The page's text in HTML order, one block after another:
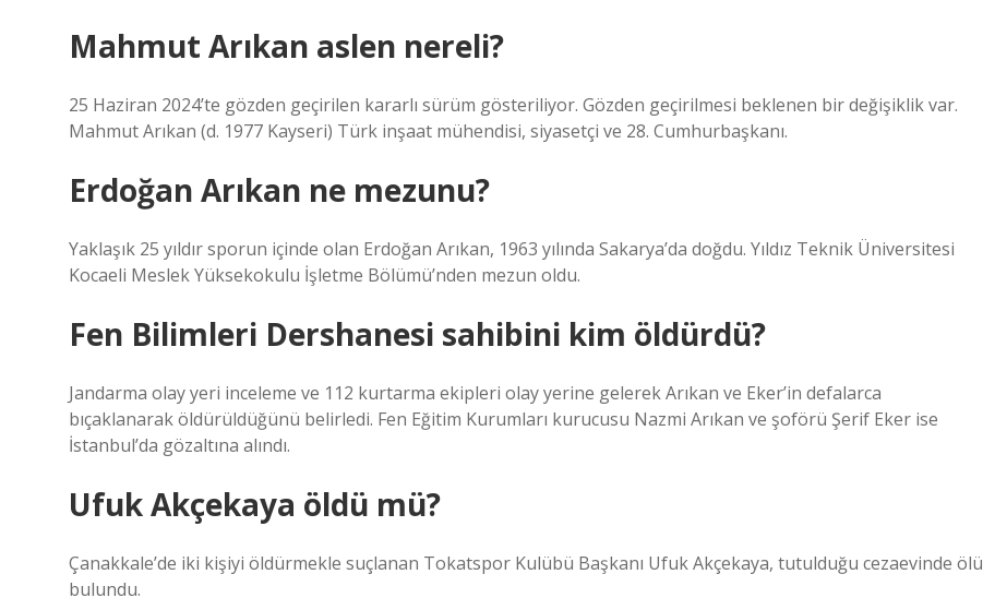
Mahmut Arıkan aslen nereli?
25 Haziran 2024’te gözden geçirilen kararlı sürüm gösteriliyor. Gözden geçirilmesi beklenen bir değişiklik var.
Mahmut Arıkan (d. 1977 Kayseri) Türk inşaat mühendisi, siyasetçi ve 28. Cumhurbaşkanı.
Erdoğan Arıkan ne mezunu?
Yaklaşık 25 yıldır sporun içinde olan Erdoğan Arıkan, 1963 yılında Sakarya’da doğdu. Yıldız Teknik Üniversitesi
Kocaeli Meslek Yüksekokulu İşletme Bölümü’nden mezun oldu.
Fen Bilimleri Dershanesi sahibini kim öldürdü?
Jandarma olay yeri inceleme ve 112 kurtarma ekipleri olay yerine gelerek Arıkan ve Eker’in defalarca
bıçaklanarak öldürüldüğünü belirledi. Fen Eğitim Kurumları kurucusu Nazmi Arıkan ve şoförü Şerif Eker ise
İstanbul’da gözaltına alındı.
Ufuk Akçekaya öldü mü?
Çanakkale’de iki kişiyi öldürmekle suçlanan Tokatspor Kulübü Başkanı Ufuk Akçekaya, tutulduğu cezaevinde ölü
bulundu.